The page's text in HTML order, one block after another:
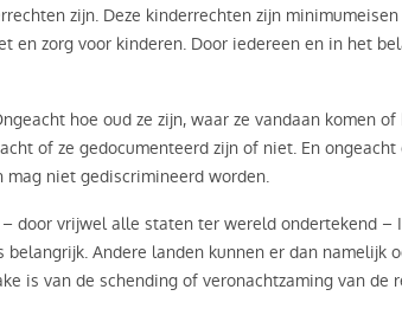
zijn. Deze kinderrechten zijn
en zorg voor kinderen. Door iedereen en in het
hoe oud ze zijn, waar ze vandaan komen
of ze gedocumenteerd zijn of niet. En ongeacht
mag niet gediscrimineerd worden.
door vrijwel alle staten ter wereld ondertekend –
Andere landen kunnen er dan namelijk
is van de schending of veronachtzaming van de